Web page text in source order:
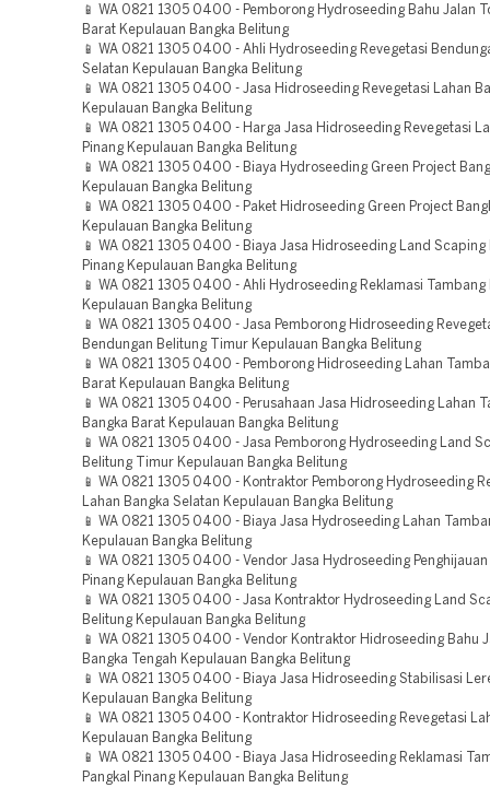
📱 WA 0821 1305 0400 - Pemborong Hydroseeding Bahu Jalan
Barat Kepulauan Bangka Belitung
📱 WA 0821 1305 0400 - Ahli Hydroseeding Revegetasi
Selatan Kepulauan Bangka Belitung
📱 WA 0821 1305 0400 - Jasa Hidroseeding Revegetasi Lahan
Kepulauan Bangka Belitung
📱 WA 0821 1305 0400 - Harga Jasa Hidroseeding Revegetasi
Pinang Kepulauan Bangka Belitung
📱 WA 0821 1305 0400 - Biaya Hydroseeding Green Project
Kepulauan Bangka Belitung
📱 WA 0821 1305 0400 - Paket Hidroseeding Green Project
Kepulauan Bangka Belitung
📱 WA 0821 1305 0400 - Biaya Jasa Hidroseeding Land Scaping
Pinang Kepulauan Bangka Belitung
📱 WA 0821 1305 0400 - Ahli Hydroseeding Reklamasi Tambang
Kepulauan Bangka Belitung
📱 WA 0821 1305 0400 - Jasa Pemborong Hidroseeding
Bendungan Belitung Timur Kepulauan Bangka Belitung
📱 WA 0821 1305 0400 - Pemborong Hidroseeding Lahan
Barat Kepulauan Bangka Belitung
📱 WA 0821 1305 0400 - Perusahaan Jasa Hidroseeding Lahan
Bangka Barat Kepulauan Bangka Belitung
📱 WA 0821 1305 0400 - Jasa Pemborong Hydroseeding Land
Belitung Timur Kepulauan Bangka Belitung
📱 WA 0821 1305 0400 - Kontraktor Pemborong Hydroseeding
Lahan Bangka Selatan Kepulauan Bangka Belitung
📱 WA 0821 1305 0400 - Biaya Jasa Hydroseeding Lahan
Kepulauan Bangka Belitung
📱 WA 0821 1305 0400 - Vendor Jasa Hydroseeding Penghijauan
Pinang Kepulauan Bangka Belitung
📱 WA 0821 1305 0400 - Jasa Kontraktor Hydroseeding Land
Belitung Kepulauan Bangka Belitung
📱 WA 0821 1305 0400 - Vendor Kontraktor Hidroseeding Bahu
Bangka Tengah Kepulauan Bangka Belitung
📱 WA 0821 1305 0400 - Biaya Jasa Hidroseeding Stabilisasi
Kepulauan Bangka Belitung
📱 WA 0821 1305 0400 - Kontraktor Hidroseeding Revegetasi
Kepulauan Bangka Belitung
📱 WA 0821 1305 0400 - Biaya Jasa Hidroseeding Reklamasi
Pangkal Pinang Kepulauan Bangka Belitung